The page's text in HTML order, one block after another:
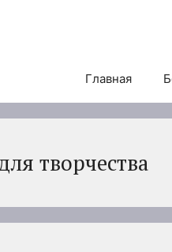
Главная
творчества